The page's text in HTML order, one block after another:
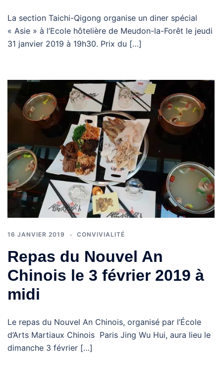
La section Taichi-Qigong organise un diner spécial
« Asie » à l’Ecole hôtelière de Meudon-la-Forêt le jeudi
31 janvier 2019 à 19h30. Prix du […]
16 JANVIER 2019 CONVIVIALITÉ
Repas du Nouvel An
Chinois le 3 février 2019 à
midi
Le repas du Nouvel An Chinois, organisé par l’École
d’Arts Martiaux Chinois Paris Jing Wu Hui, aura lieu le
dimanche 3 février […]